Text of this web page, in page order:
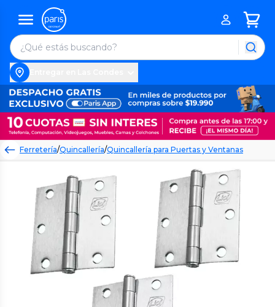
Ferretería/Quincallería/Quincallería para Puertas y Ventanas